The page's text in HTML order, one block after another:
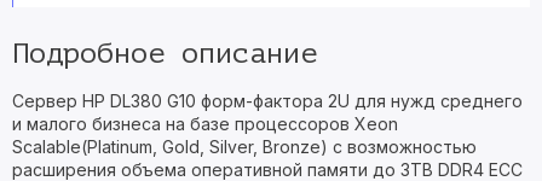
Подробное описание
Сервер HP DL380 G10 форм-фактора 2U для нужд среднего
и малого бизнеса на базе процессоров Xeon
Scalable(Platinum, Gold, Silver, Bronze) с возможностью
расширения объема оперативной памяти до 3TB DDR4 ECC